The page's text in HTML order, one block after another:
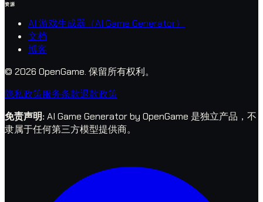
资源
AI 游戏生成器（AI Game Generator）
文档
博客
© 2026 OpenGame. 保留所有权利。
隐私政策服务条款退款政策
免责声明: AI Game Generator by OpenGame 是独立产品，不
隶属于任何第三方模型提供商。